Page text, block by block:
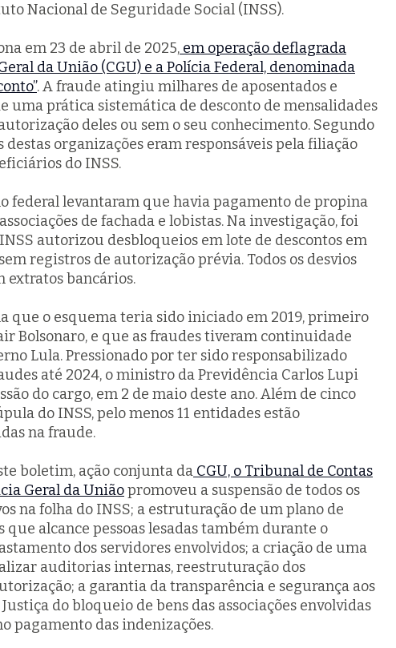
Nacional de Seguridade Social (INSS).
em 23 de abril de 2025, em operação deflagrada
da União (CGU) e a Polícia Federal, denominada
. A fraude atingiu milhares de aposentados e
uma prática sistemática de desconto de mensalidades
deles ou sem o seu conhecimento. Segundo
destas organizações eram responsáveis pela filiação
do INSS.
federal levantaram que havia pagamento de propina
de fachada e lobistas. Na investigação, foi
autorizou desbloqueios em lote de descontos em
registros de autorização prévia. Todos os desvios
extratos bancários.
que o esquema teria sido iniciado em 2019, primeiro
Bolsonaro, e que as fraudes tiveram continuidade
Lula. Pressionado por ter sido responsabilizado
até 2024, o ministro da Previdência Carlos Lupi
do cargo, em 2 de maio deste ano. Além de cinco
do INSS, pelo menos 11 entidades estão
na fraude.
boletim, ação conjunta da CGU, o Tribunal de Contas
Geral da Uniãopromoveu a suspensão de todos os
na folha do INSS; a estruturação de um plano de
que alcance pessoas lesadas também durante o
dos servidores envolvidos; a criação de uma
auditorias internas, reestruturação dos
a garantia da transparência e segurança aos
do bloqueio de bens das associações envolvidas
pagamento das indenizações.